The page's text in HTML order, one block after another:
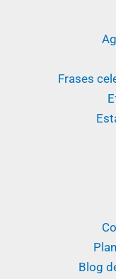
Frases
Blog